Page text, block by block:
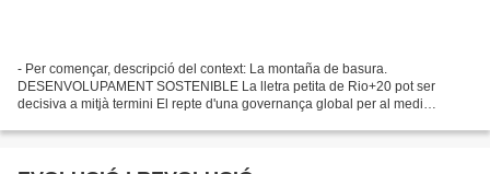
- Per començar, descripció del context: La montaña de basura.
DESENVOLUPAMENT SOSTENIBLE La lletra petita de Rio+20 pot ser
decisiva a mitjà termini El repte d'una governança global per al medi